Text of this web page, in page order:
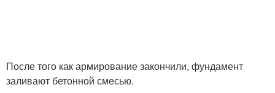
После того как армирование закончили, фундамент
заливают бетонной смесью.